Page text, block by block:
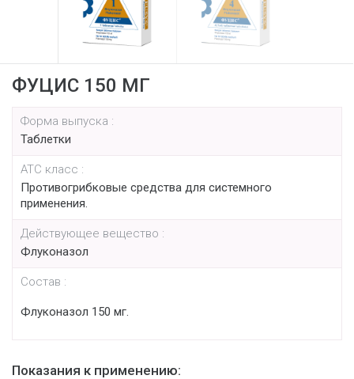
ФУЦИС 150 МГ
Форма выпуска :
Таблетки
АТС класс :
Противогрибковые средства для системного
применения.
Действующее вещество :
Флуконазол
Состав :
Флуконазол 150 мг.
Показания к применению: